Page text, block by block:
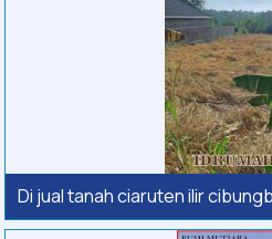
Di jual tanah ciaruten ilir